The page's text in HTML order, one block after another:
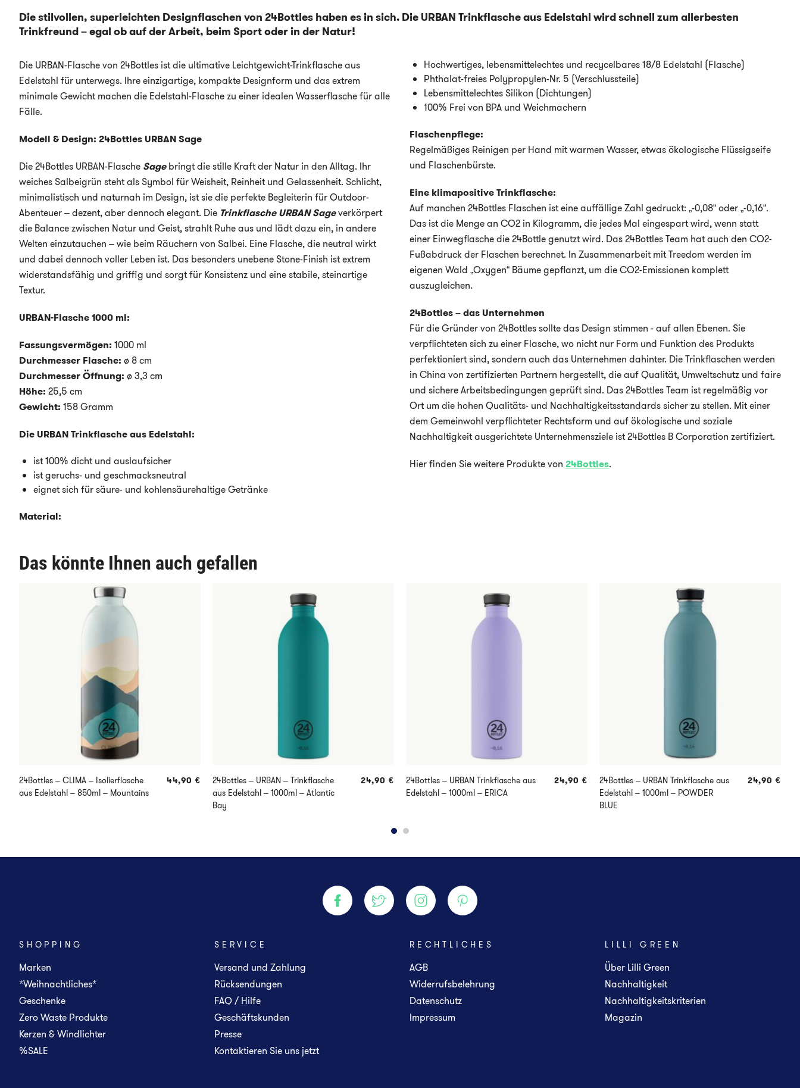
Die stilvollen, superleichten Designflaschen von 24Bottles haben es in sich. Die URBAN Trinkflasche aus Edelstahl wird schnell zum allerbesten
Trinkfreund – egal ob auf der Arbeit, beim Sport oder in der Natur!
Die URBAN-Flasche von 24Bottles ist die ultimative Leichtgewicht-Trinkflasche aus
Edelstahl für unterwegs. Ihre einzigartige, kompakte Designform und das extrem
minimale Gewicht machen die Edelstahl-Flasche zu einer idealen Wasserflasche für alle
Fälle.
Modell & Design: 24Bottles URBANSage
Die 24Bottles URBAN-Flasche Sagebringt die stille Kraft der Natur in den Alltag. Ihr
weiches Salbeigrün steht als Symbol für Weisheit, Reinheit und Gelassenheit. Schlicht,
minimalistisch und naturnah im Design, ist sie die perfekte Begleiterin für Outdoor-
Abenteuer – dezent, aber dennoch elegant. Die Trinkflasche URBAN Sageverkörpert
die Balance zwischen Natur und Geist, strahlt Ruhe aus und lädt dazu ein, in andere
Welten einzutauchen – wie beim Räuchern von Salbei. Eine Flasche, die neutral wirkt
und dabei dennoch voller Leben ist. Das besonders unebene Stone-Finish ist extrem
widerstandsfähig und griffig und sorgt für Konsistenz und eine stabile, steinartige
Textur.
URBAN-Flasche 1000 ml:
Fassungsvermögen: 1000 ml
Durchmesser Flasche: ø 8 cm
Durchmesser Öffnung: ø 3,3 cm
Höhe: 25,5 cm
Gewicht: 158 Gramm
Die URBAN Trinkflasche aus Edelstahl:
ist 100% dicht und auslaufsicher
ist geruchs- und geschmacksneutral
eignet sich für säure- und kohlensäurehaltige Getränke
Material:
Hochwertiges, lebensmittelechtes und recycelbares 18/8 Edelstahl (Flasche)
Phthalat-freies Polypropylen-Nr. 5 (Verschlussteile)
Lebensmittelechtes Silikon (Dichtungen)
100% Frei von BPA und Weichmachern
Flaschenpflege:
Regelmäßiges Reinigen per Hand mit warmen Wasser, etwas ökologische Flüssigseife
und Flaschenbürste.
Eine klimapositive Trinkflasche:
Auf manchen 24Bottles Flaschen ist eine auffällige Zahl gedruckt: „-0,08“ oder „-0,16“.
Das ist die Menge an CO2 in Kilogramm, die jedes Mal eingespart wird, wenn statt
einer Einwegflasche die 24Bottle genutzt wird. Das 24Bottles Team hat auch den CO2-
Fußabdruck der Flaschen berechnet. In Zusammenarbeit mit Treedom werden im
eigenen Wald „Oxygen“ Bäume gepflanzt, um die CO2-Emissionen komplett
auszugleichen.
24Bottles – das Unternehmen
Für die Gründer von 24Bottles sollte das Design stimmen - auf allen Ebenen. Sie
verpflichteten sich zu einer Flasche, wo nicht nur Form und Funktion des Produkts
perfektioniert sind, sondern auch das Unternehmen dahinter. Die Trinkflaschen werden
in China von zertifizierten Partnern hergestellt, die auf Qualität, Umweltschutz und faire
und sichere Arbeitsbedingungen geprüft sind. Das 24Bottles Team ist regelmäßig vor
Ort um die hohen Qualitäts- und Nachhaltigkeitsstandards sicher zu stellen. Mit einer
dem Gemeinwohl verpflichteter Rechtsform und auf ökologische und soziale
Nachhaltigkeit ausgerichtete Unternehmensziele ist 24Bottles B Corporation zertifiziert.
Hier finden Sie weitere Produkte von 24Bottles.
Das könnte Ihnen auch gefallen
24Bottles – CLIMA – Isolierflasche
aus Edelstahl – 850ml – Mountains
44,90 €
24Bottles – URBAN – Trinkflasche
aus Edelstahl – 1000ml – Atlantic
Bay
24,90 €
24Bottles – URBAN Trinkflasche aus
Edelstahl – 1000ml – ERICA
24,90 €
24Bottles – URBAN Trinkflasche aus
Edelstahl – 1000ml – POWDER
BLUE
24,90 €
SHOPPING
Marken
*Weihnachtliches*
Geschenke
Zero Waste Produkte
Kerzen & Windlichter
%SALE
SERVICE
Versand und Zahlung
Rücksendungen
FAQ / Hilfe
Geschäftskunden
Presse
Kontaktieren Sie uns jetzt
RECHTLICHES
AGB
Widerrufsbelehrung
Datenschutz
Impressum
LILLI GREEN
Über Lilli Green
Nachhaltigkeit
Nachhaltigkeitskriterien
Magazin